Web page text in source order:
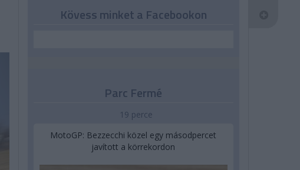
Kövess minket a Facebookon
Parc Fermé
19 perce
MotoGP: Bezzecchi közel egy másodpercet
javított a körrekordon